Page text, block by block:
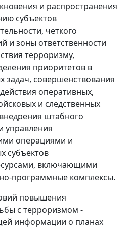
и распространения
субъектов
четкого
и зоны ответственности
терроризму,
приоритетов в
задач, совершенствования
оперативных,
и следственных
штабного
управления
операциями и
субъектов
включающими
программные комплексы.
повышения
с терроризмом -
информации о планах